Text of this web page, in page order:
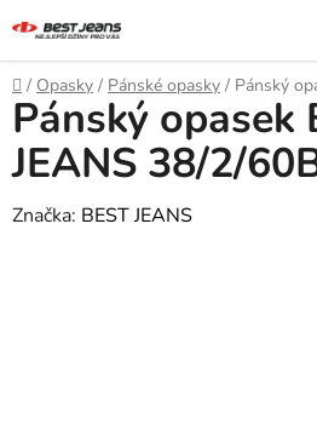
na
obsah
Domů
/ Opasky / Pánské opasky / Pánský
Pánský opasek
JEANS 38/2/
Značka: BEST JEANS